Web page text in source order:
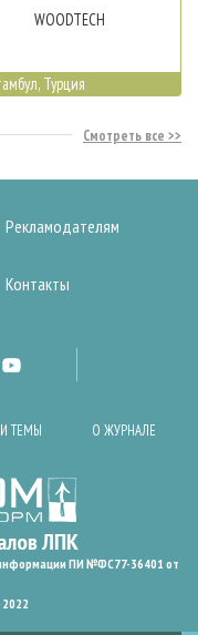
WOODTECH
Турция
Смотреть все
Рекламодателям
Контакты
ТЕМЫ О ЖУРНАЛЕ
информации ПИ №ФС77-36401 от